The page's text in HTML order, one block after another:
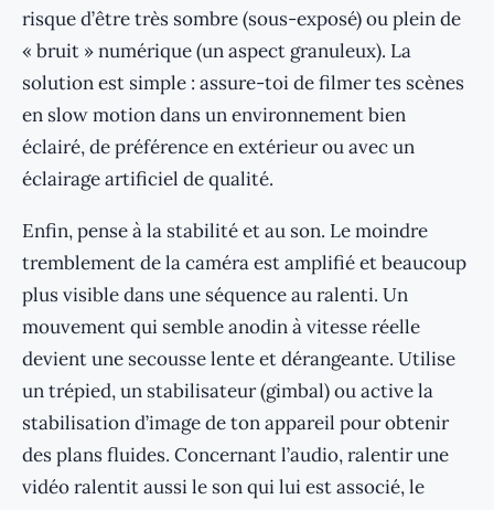
risque d’être très sombre (sous-exposé) ou plein de
« bruit » numérique (un aspect granuleux). La
solution est simple : assure-toi de filmer tes scènes
en slow motion dans un environnement bien
éclairé, de préférence en extérieur ou avec un
éclairage artificiel de qualité.
Enfin, pense à la stabilité et au son. Le moindre
tremblement de la caméra est amplifié et beaucoup
plus visible dans une séquence au ralenti. Un
mouvement qui semble anodin à vitesse réelle
devient une secousse lente et dérangeante. Utilise
un trépied, un stabilisateur (gimbal) ou active la
stabilisation d’image de ton appareil pour obtenir
des plans fluides. Concernant l’audio, ralentir une
vidéo ralentit aussi le son qui lui est associé, le